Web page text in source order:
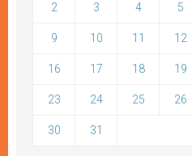
2 3 4 5
9 10 11 12
16 17 18 19
23 24 25 26
30 31